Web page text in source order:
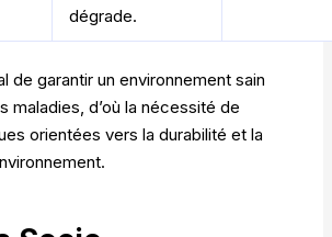
dégrade.
de garantir un environnement sain
maladies, d’où la nécessité de
orientées vers la durabilité et la